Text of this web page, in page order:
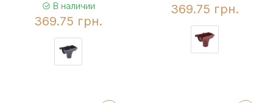
В наличии
369.75 грн.
369.75 грн.